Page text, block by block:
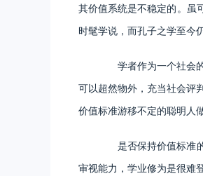
其价值系统是不稳定的。虽
时髦学说，而孔子之学至今
学者作为一个社会的
可以超然物外，充当社会评
价值标准游移不定的聪明人
是否保持价值标准的
审视能力，学业修为是很难